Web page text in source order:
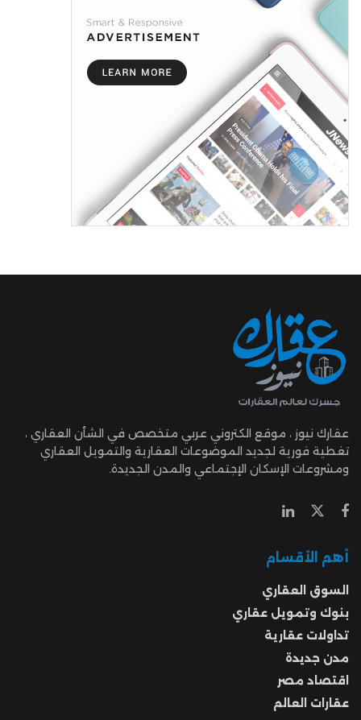
عقارك نيوز ، موقع الكتروني عربي متخصص في الشأن العقاري ،
تغطية فورية لجديد الموضوعات العقارية والتمويل العقاري
ومشروعات الإسكان الإجتماعي والمدن الجديدة.
أهم الأقسام
السوق العقاري
بنوك وتمويل عقاري
تداولات عقارية
مدن جديدة
اقتصاد مصر
عقارات العالم